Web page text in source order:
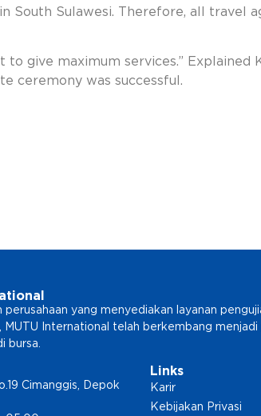
South Sulawesi. Therefore, all travel
give maximum services.” Explained
ceremony was successful.
perusahaan yang menyediakan layanan
MUTU International telah berkembang
bursa.
Cimanggis, Depok
Links
Karir
Kebijakan Privasi